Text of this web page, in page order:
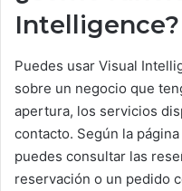
Intelligence?
Puedes usar Visual
sobre un negocio que
apertura, los servicios
contacto. Según la
puedes consultar las
reservación o un pedido